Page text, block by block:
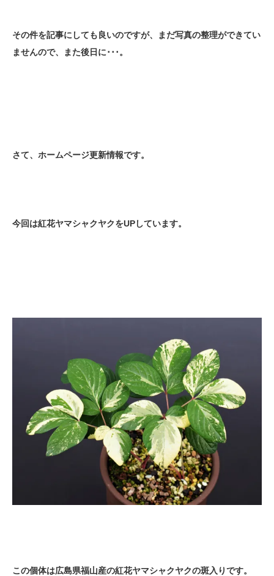
その件を記事にしても良いのですが、まだ写真の整理ができてい
ませんので、また後日に･･･。
さて、ホームページ更新情報です。
今回は紅花ヤマシャクヤクをUPしています。
この個体は広島県福山産の紅花ヤマシャクヤクの斑入りです。